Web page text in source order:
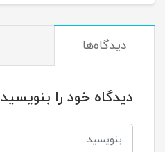
دیدگاه‌ها
دیدگاه خود را بنویسید